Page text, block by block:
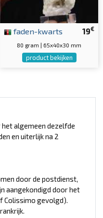
19€
faden-kwarts
80 gram | 65x40x30 mm
product bekijken
algemeen dezelfde
en uiterlijk na 2
door de postdienst,
aangekondigd door het
Colissimo gevolgd).